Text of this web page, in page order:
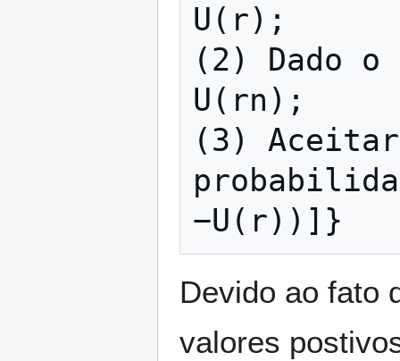
U ( r) ;
(2) Dado o
U ( rn ) ;
(3)
−U ( r) ) ] }
Devido ao fato
valores